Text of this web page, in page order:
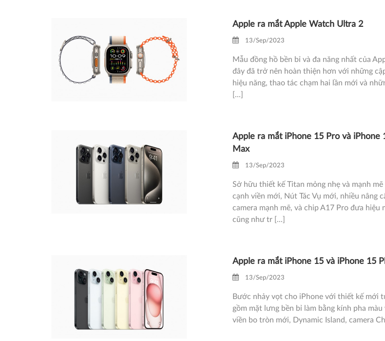
Apple ra mắt Apple Watch Ultra 2
13/Sep/2023
Mẫu đồng hồ bền bỉ và đa năng nhất của
đây đã trở nên hoàn thiện hơn với những
hiệu năng, thao tác chạm hai lần mới và
[...]
Apple ra mắt iPhone 15 Pro và iPhone
Max
13/Sep/2023
Sở hữu thiết kế Titan mỏng nhẹ và mạnh mẽ
cạnh viền mới, Nút Tác Vụ mới, nhiều nâng
camera mạnh mẽ, và chip A17 Pro đưa hiệu
cũng như tr [...]
Apple ra mắt iPhone 15 và iPhone 15
13/Sep/2023
Bước nhảy vọt cho iPhone với thiết kế mới
gồm mặt lưng bền bỉ làm bằng kính pha màu
viền bo tròn mới, Dynamic Island, camera